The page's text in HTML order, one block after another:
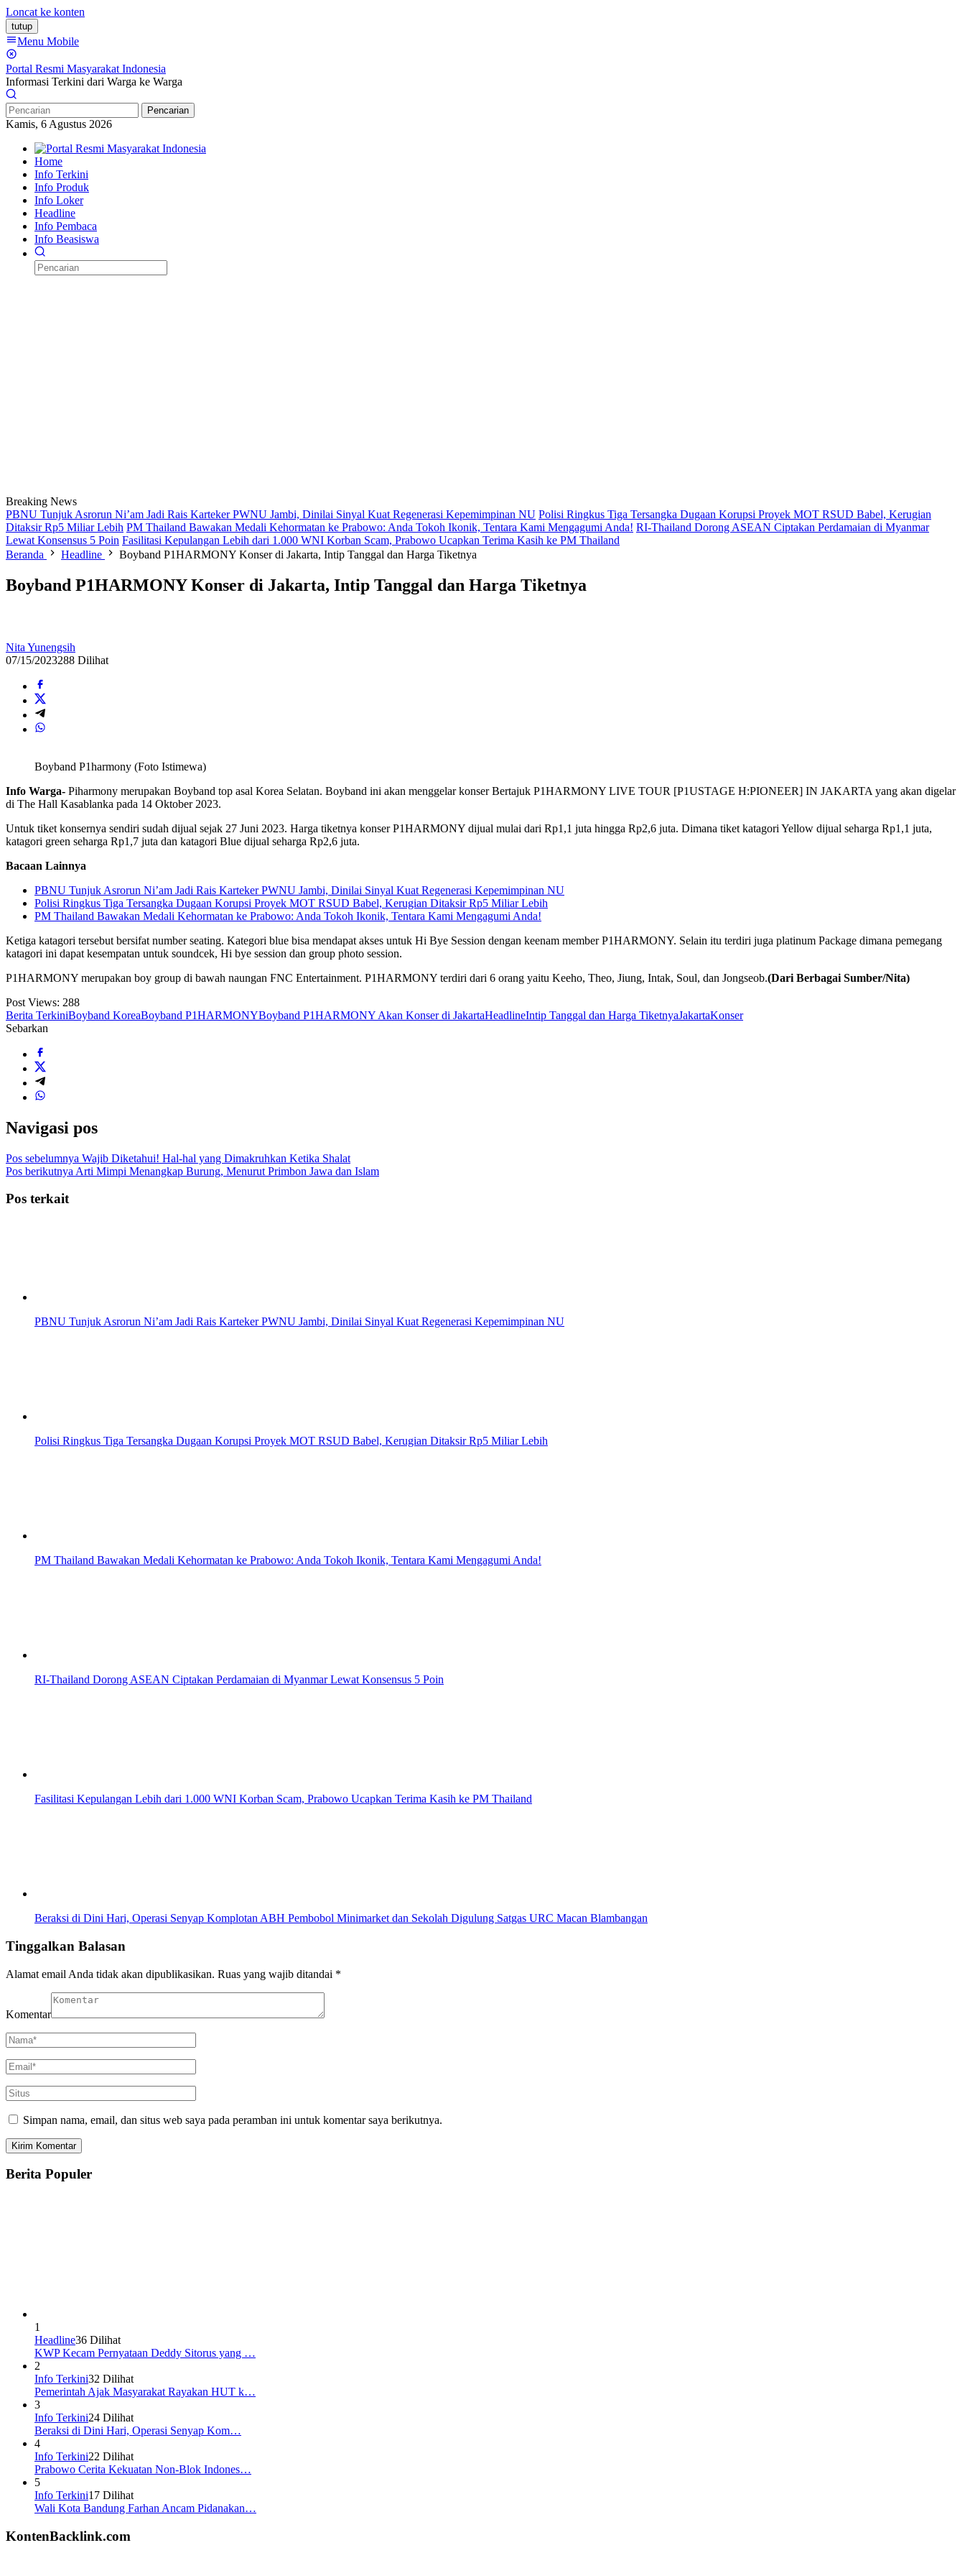
Loncat ke konten
tutup
Menu Mobile
Portal Resmi Masyarakat Indonesia
Informasi Terkini dari Warga ke Warga
Pencarian
Kamis, 6 Agustus 2026
Home
Info Terkini
Info Produk
Info Loker
Headline
Info Pembaca
Info Beasiswa
Breaking News
PBNU Tunjuk Asrorun Ni’am Jadi Rais Karteker PWNU Jambi, Dinilai Sinyal Kuat Regenerasi Kepemimpinan NU Polisi Ringkus Tiga Tersangka Dugaan Korupsi Proyek MOT RSUD Babel, Kerugian
Ditaksir Rp5 Miliar Lebih PM Thailand Bawakan Medali Kehormatan ke Prabowo: Anda Tokoh Ikonik, Tentara Kami Mengagumi Anda! RI-Thailand Dorong ASEAN Ciptakan Perdamaian di Myanmar
Lewat Konsensus 5 Poin Fasilitasi Kepulangan Lebih dari 1.000 WNI Korban Scam, Prabowo Ucapkan Terima Kasih ke PM Thailand
Beranda
Headline Boyband P1HARMONY Konser di Jakarta, Intip Tanggal dan Harga Tiketnya
Boyband P1HARMONY Konser di Jakarta, Intip Tanggal dan Harga Tiketnya
Nita Yunengsih
07/15/2023288 Dilihat
Boyband P1harmony (Foto Istimewa)
Info Warga- Piharmony merupakan Boyband top asal Korea Selatan. Boyband ini akan menggelar konser Bertajuk P1HARMONY LIVE TOUR [P1USTAGE H:PIONEER] IN JAKARTA yang akan digelar
di The Hall Kasablanka pada 14 Oktober 2023.
Untuk tiket konsernya sendiri sudah dijual sejak 27 Juni 2023. Harga tiketnya konser P1HARMONY dijual mulai dari Rp1,1 juta hingga Rp2,6 juta. Dimana tiket katagori Yellow dijual seharga Rp1,1 juta,
katagori green seharga Rp1,7 juta dan katagori Blue dijual seharga Rp2,6 juta.
Bacaan Lainnya
PBNU Tunjuk Asrorun Ni’am Jadi Rais Karteker PWNU Jambi, Dinilai Sinyal Kuat Regenerasi Kepemimpinan NU
Polisi Ringkus Tiga Tersangka Dugaan Korupsi Proyek MOT RSUD Babel, Kerugian Ditaksir Rp5 Miliar Lebih
PM Thailand Bawakan Medali Kehormatan ke Prabowo: Anda Tokoh Ikonik, Tentara Kami Mengagumi Anda!
Ketiga katagori tersebut bersifat number seating. Kategori blue bisa mendapat akses untuk Hi Bye Session dengan keenam member P1HARMONY. Selain itu terdiri juga platinum Package dimana pemegang
katagori ini dapat kesempatan untuk soundcek, Hi bye session dan group photo session.
P1HARMONY merupakan boy group di bawah naungan FNC Entertainment. P1HARMONY terdiri dari 6 orang yaitu Keeho, Theo, Jiung, Intak, Soul, dan Jongseob.(Dari Berbagai Sumber/Nita)
Post Views: 288
Berita TerkiniBoyband KoreaBoyband P1HARMONYBoyband P1HARMONY Akan Konser di JakartaHeadlineIntip Tanggal dan Harga TiketnyaJakartaKonser
Sebarkan
Navigasi pos
Pos sebelumnya Wajib Diketahui! Hal-hal yang Dimakruhkan Ketika Shalat
Pos berikutnya Arti Mimpi Menangkap Burung, Menurut Primbon Jawa dan Islam
Pos terkait
PBNU Tunjuk Asrorun Ni’am Jadi Rais Karteker PWNU Jambi, Dinilai Sinyal Kuat Regenerasi Kepemimpinan NU
Polisi Ringkus Tiga Tersangka Dugaan Korupsi Proyek MOT RSUD Babel, Kerugian Ditaksir Rp5 Miliar Lebih
PM Thailand Bawakan Medali Kehormatan ke Prabowo: Anda Tokoh Ikonik, Tentara Kami Mengagumi Anda!
RI-Thailand Dorong ASEAN Ciptakan Perdamaian di Myanmar Lewat Konsensus 5 Poin
Fasilitasi Kepulangan Lebih dari 1.000 WNI Korban Scam, Prabowo Ucapkan Terima Kasih ke PM Thailand
Beraksi di Dini Hari, Operasi Senyap Komplotan ABH Pembobol Minimarket dan Sekolah Digulung Satgas URC Macan Blambangan
Tinggalkan Balasan
Alamat email Anda tidak akan dipublikasikan. Ruas yang wajib ditandai *
Komentar
Simpan nama, email, dan situs web saya pada peramban ini untuk komentar saya berikutnya.
Berita Populer
1
Headline36 Dilihat
KWP Kecam Pernyataan Deddy Sitorus yang …
2
Info Terkini32 Dilihat
Pemerintah Ajak Masyarakat Rayakan HUT k…
3
Info Terkini24 Dilihat
Beraksi di Dini Hari, Operasi Senyap Kom…
4
Info Terkini22 Dilihat
Prabowo Cerita Kekuatan Non-Blok Indones…
5
Info Terkini17 Dilihat
Wali Kota Bandung Farhan Ancam Pidanakan…
KontenBacklink.com